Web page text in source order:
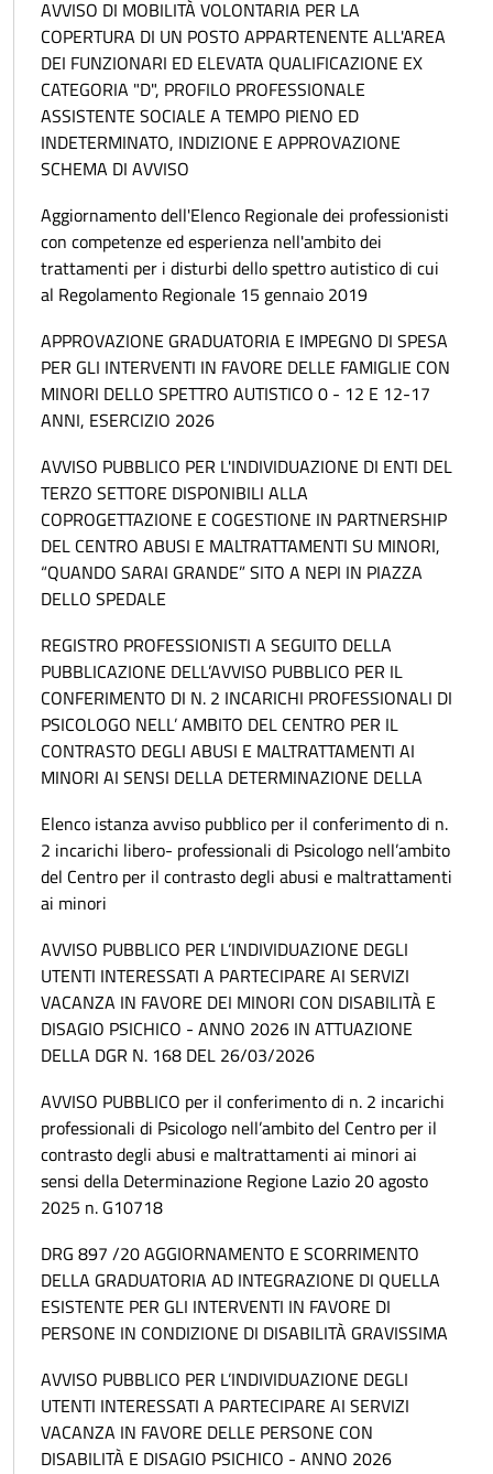
AVVISO DI MOBILITÀ VOLONTARIA PER LA
COPERTURA DI UN POSTO APPARTENENTE ALL'AREA
DEI FUNZIONARI ED ELEVATA QUALIFICAZIONE EX
CATEGORIA "D", PROFILO PROFESSIONALE
ASSISTENTE SOCIALE A TEMPO PIENO ED
INDETERMINATO, INDIZIONE E APPROVAZIONE
SCHEMA DI AVVISO
Aggiornamento dell'Elenco Regionale dei professionisti
con competenze ed esperienza nell'ambito dei
trattamenti per i disturbi dello spettro autistico di cui
al Regolamento Regionale 15 gennaio 2019
APPROVAZIONE GRADUATORIA E IMPEGNO DI SPESA
PER GLI INTERVENTI IN FAVORE DELLE FAMIGLIE CON
MINORI DELLO SPETTRO AUTISTICO 0 - 12 E 12-17
ANNI, ESERCIZIO 2026
AVVISO PUBBLICO PER L'INDIVIDUAZIONE DI ENTI DEL
TERZO SETTORE DISPONIBILI ALLA
COPROGETTAZIONE E COGESTIONE IN PARTNERSHIP
DEL CENTRO ABUSI E MALTRATTAMENTI SU MINORI,
“QUANDO SARAI GRANDE” SITO A NEPI IN PIAZZA
DELLO SPEDALE
REGISTRO PROFESSIONISTI A SEGUITO DELLA
PUBBLICAZIONE DELL’AVVISO PUBBLICO PER IL
CONFERIMENTO DI N. 2 INCARICHI PROFESSIONALI DI
PSICOLOGO NELL’ AMBITO DEL CENTRO PER IL
CONTRASTO DEGLI ABUSI E MALTRATTAMENTI AI
MINORI AI SENSI DELLA DETERMINAZIONE DELLA
Elenco istanza avviso pubblico per il conferimento di n.
2 incarichi libero- professionali di Psicologo nell’ambito
del Centro per il contrasto degli abusi e maltrattamenti
ai minori
AVVISO PUBBLICO PER L’INDIVIDUAZIONE DEGLI
UTENTI INTERESSATI A PARTECIPARE AI SERVIZI
VACANZA IN FAVORE DEI MINORI CON DISABILITÀ E
DISAGIO PSICHICO - ANNO 2026 IN ATTUAZIONE
DELLA DGR N. 168 DEL 26/03/2026
AVVISO PUBBLICO per il conferimento di n. 2 incarichi
professionali di Psicologo nell’ambito del Centro per il
contrasto degli abusi e maltrattamenti ai minori ai
sensi della Determinazione Regione Lazio 20 agosto
2025 n. G10718
DRG 897 /20 AGGIORNAMENTO E SCORRIMENTO
DELLA GRADUATORIA AD INTEGRAZIONE DI QUELLA
ESISTENTE PER GLI INTERVENTI IN FAVORE DI
PERSONE IN CONDIZIONE DI DISABILITÀ GRAVISSIMA
AVVISO PUBBLICO PER L’INDIVIDUAZIONE DEGLI
UTENTI INTERESSATI A PARTECIPARE AI SERVIZI
VACANZA IN FAVORE DELLE PERSONE CON
DISABILITÀ E DISAGIO PSICHICO - ANNO 2026